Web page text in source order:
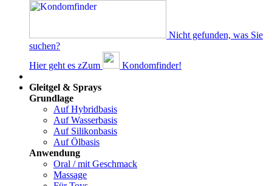
Nicht gefunden, was Sie
suchen?
Hier geht es zZum
Kondomfinder!
Gleitgel & Sprays
Grundlage
Auf Hybridbasis
Auf Wasserbasis
Auf Silikonbasis
Auf Ölbasis
Anwendung
Oral / mit Geschmack
Massage